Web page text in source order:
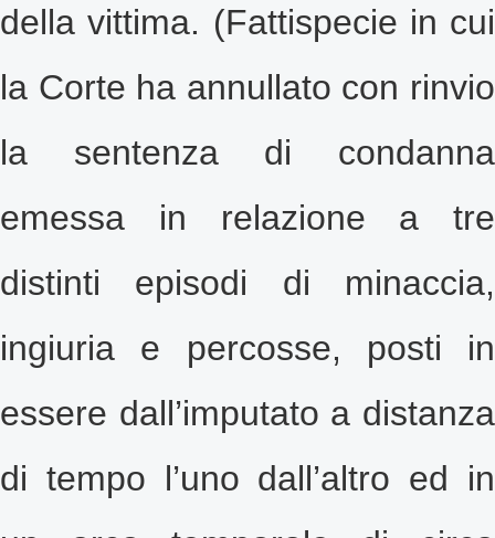
della vittima. (Fattispecie in cui
la Corte ha annullato con rinvio
la sentenza di condanna
emessa in relazione a tre
distinti episodi di minaccia,
ingiuria e percosse, posti in
essere dall’imputato a distanza
di tempo l’uno dall’altro ed in